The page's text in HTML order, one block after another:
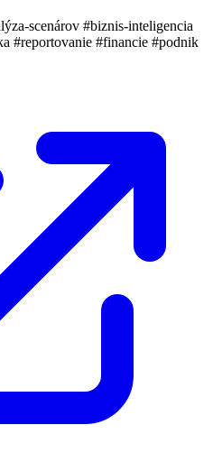
scenárov #biznis-inteligencia
#reportovanie #financie #podnik